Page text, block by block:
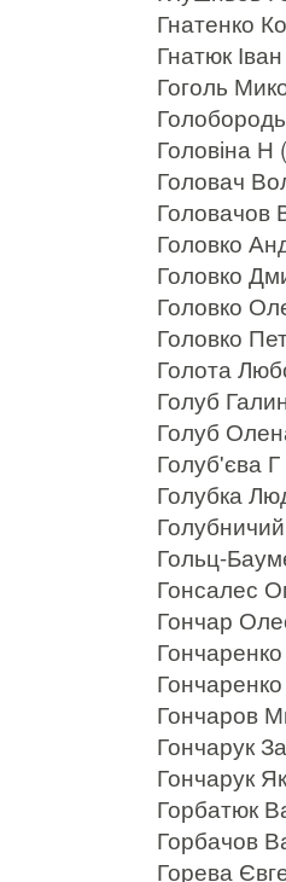
Гнатенко
Гнатюк
Гоголь
Головіна Н
Головач
Головачов
Головко
Головко
Головко
Головко
Голота
Голуб
Голуб
Голуб'єва Г
Голубка
Гольц-
Гонсалес
Гончар
Гончаренко
Гончаров
Гончарук
Гончарук
Горбатюк
Горбачов
Горева